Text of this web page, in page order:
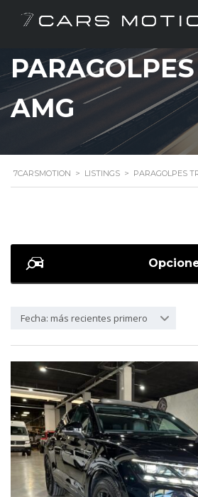
AMG
7CARSMOTION > LISTINGS > PARAGOLPES
Fecha: más recientes primero